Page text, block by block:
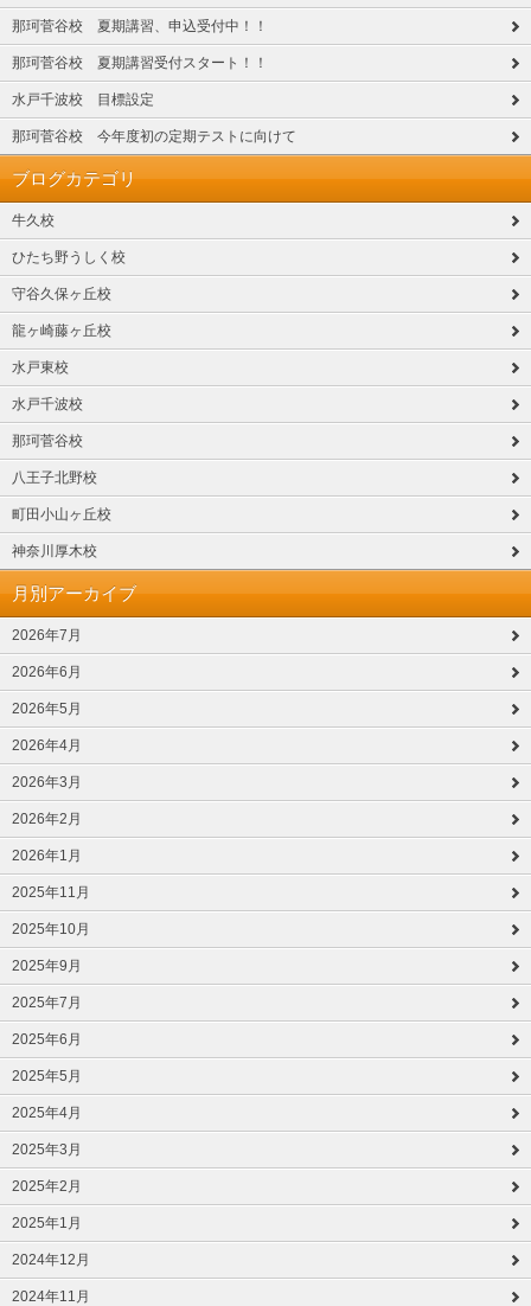
那珂菅谷校 夏期講習、申込受付中！！
那珂菅谷校 夏期講習受付スタート！！
水戸千波校 目標設定
那珂菅谷校 今年度初の定期テストに向けて
ブログカテゴリ
牛久校
ひたち野うしく校
守谷久保ヶ丘校
龍ヶ崎藤ヶ丘校
水戸東校
水戸千波校
那珂菅谷校
八王子北野校
町田小山ヶ丘校
神奈川厚木校
月別アーカイブ
2026年7月
2026年6月
2026年5月
2026年4月
2026年3月
2026年2月
2026年1月
2025年11月
2025年10月
2025年9月
2025年7月
2025年6月
2025年5月
2025年4月
2025年3月
2025年2月
2025年1月
2024年12月
2024年11月